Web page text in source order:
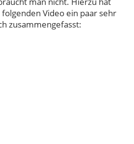
Video ein paar sehr
zusammengefasst: